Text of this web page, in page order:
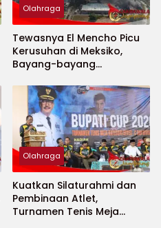
Olahraga
Tewasnya El Mencho Picu
Kerusuhan di Meksiko,
Bayang-bayang
2026 Menguat
Olahraga
Kuatkan Silaturahmi dan
Pembinaan Atlet,
Turnamen Tenis Meja